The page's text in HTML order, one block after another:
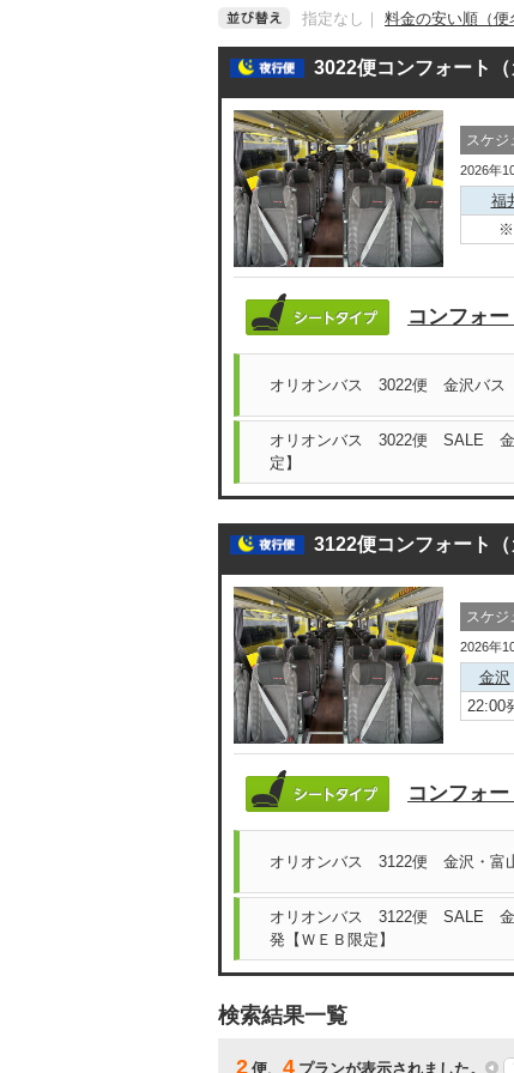
指定なし
料金の安い順（便
3022便コンフォート（
スケジ
2026年
福
コンフォー
オリオンバス 3022便 金沢バス
オリオンバス 3022便 SALE 金
定】
3122便コンフォート（
スケジ
2026年
金沢
22:00
コンフォー
オリオンバス 3122便 金沢・富
オリオンバス 3122便 SALE 金
発【ＷＥＢ限定】
検索結果一覧
2 便、 4 プランが表示されました。